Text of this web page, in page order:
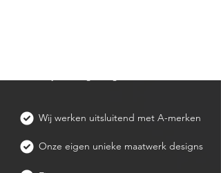
Wij werken uitsluitend met A-merken
Onze eigen unieke maatwerk designs